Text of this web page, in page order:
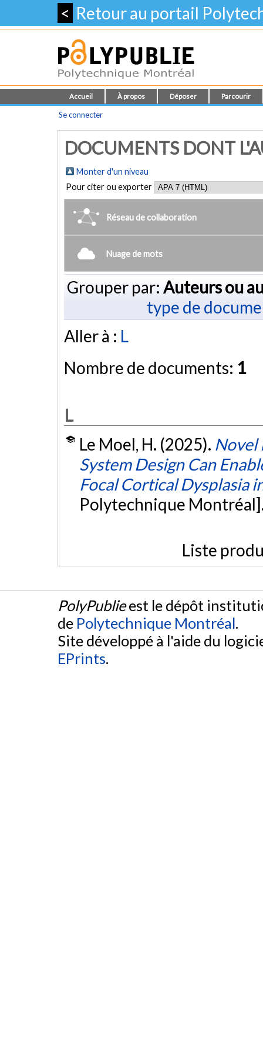
< Retour au portail
Accueil À propos Déposer Parcourir
Se connecter
DOCUMENTS DONT
Monter d'un niveau
Pour citer ou exporter
Réseau de collaboration
Nuage de mots
Grouper par: Auteurs ou
type de
Aller à : L
Nombre de documents: 1
L
Le Moel, H. (2025). Novel
System Design Can
Focal Cortical Dysplasia
Polytechnique
Liste
PolyPublieest le dépôt
de Polytechnique Montréal.
Site développé à l'aide du
EPrints.